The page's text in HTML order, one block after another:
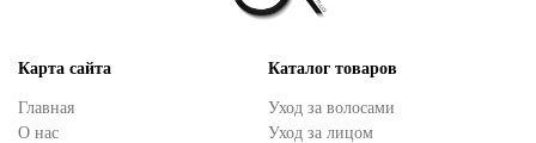
Карта сайта
Главная
О нас
Каталог товаров
Уход за волосами
Уход за лицом